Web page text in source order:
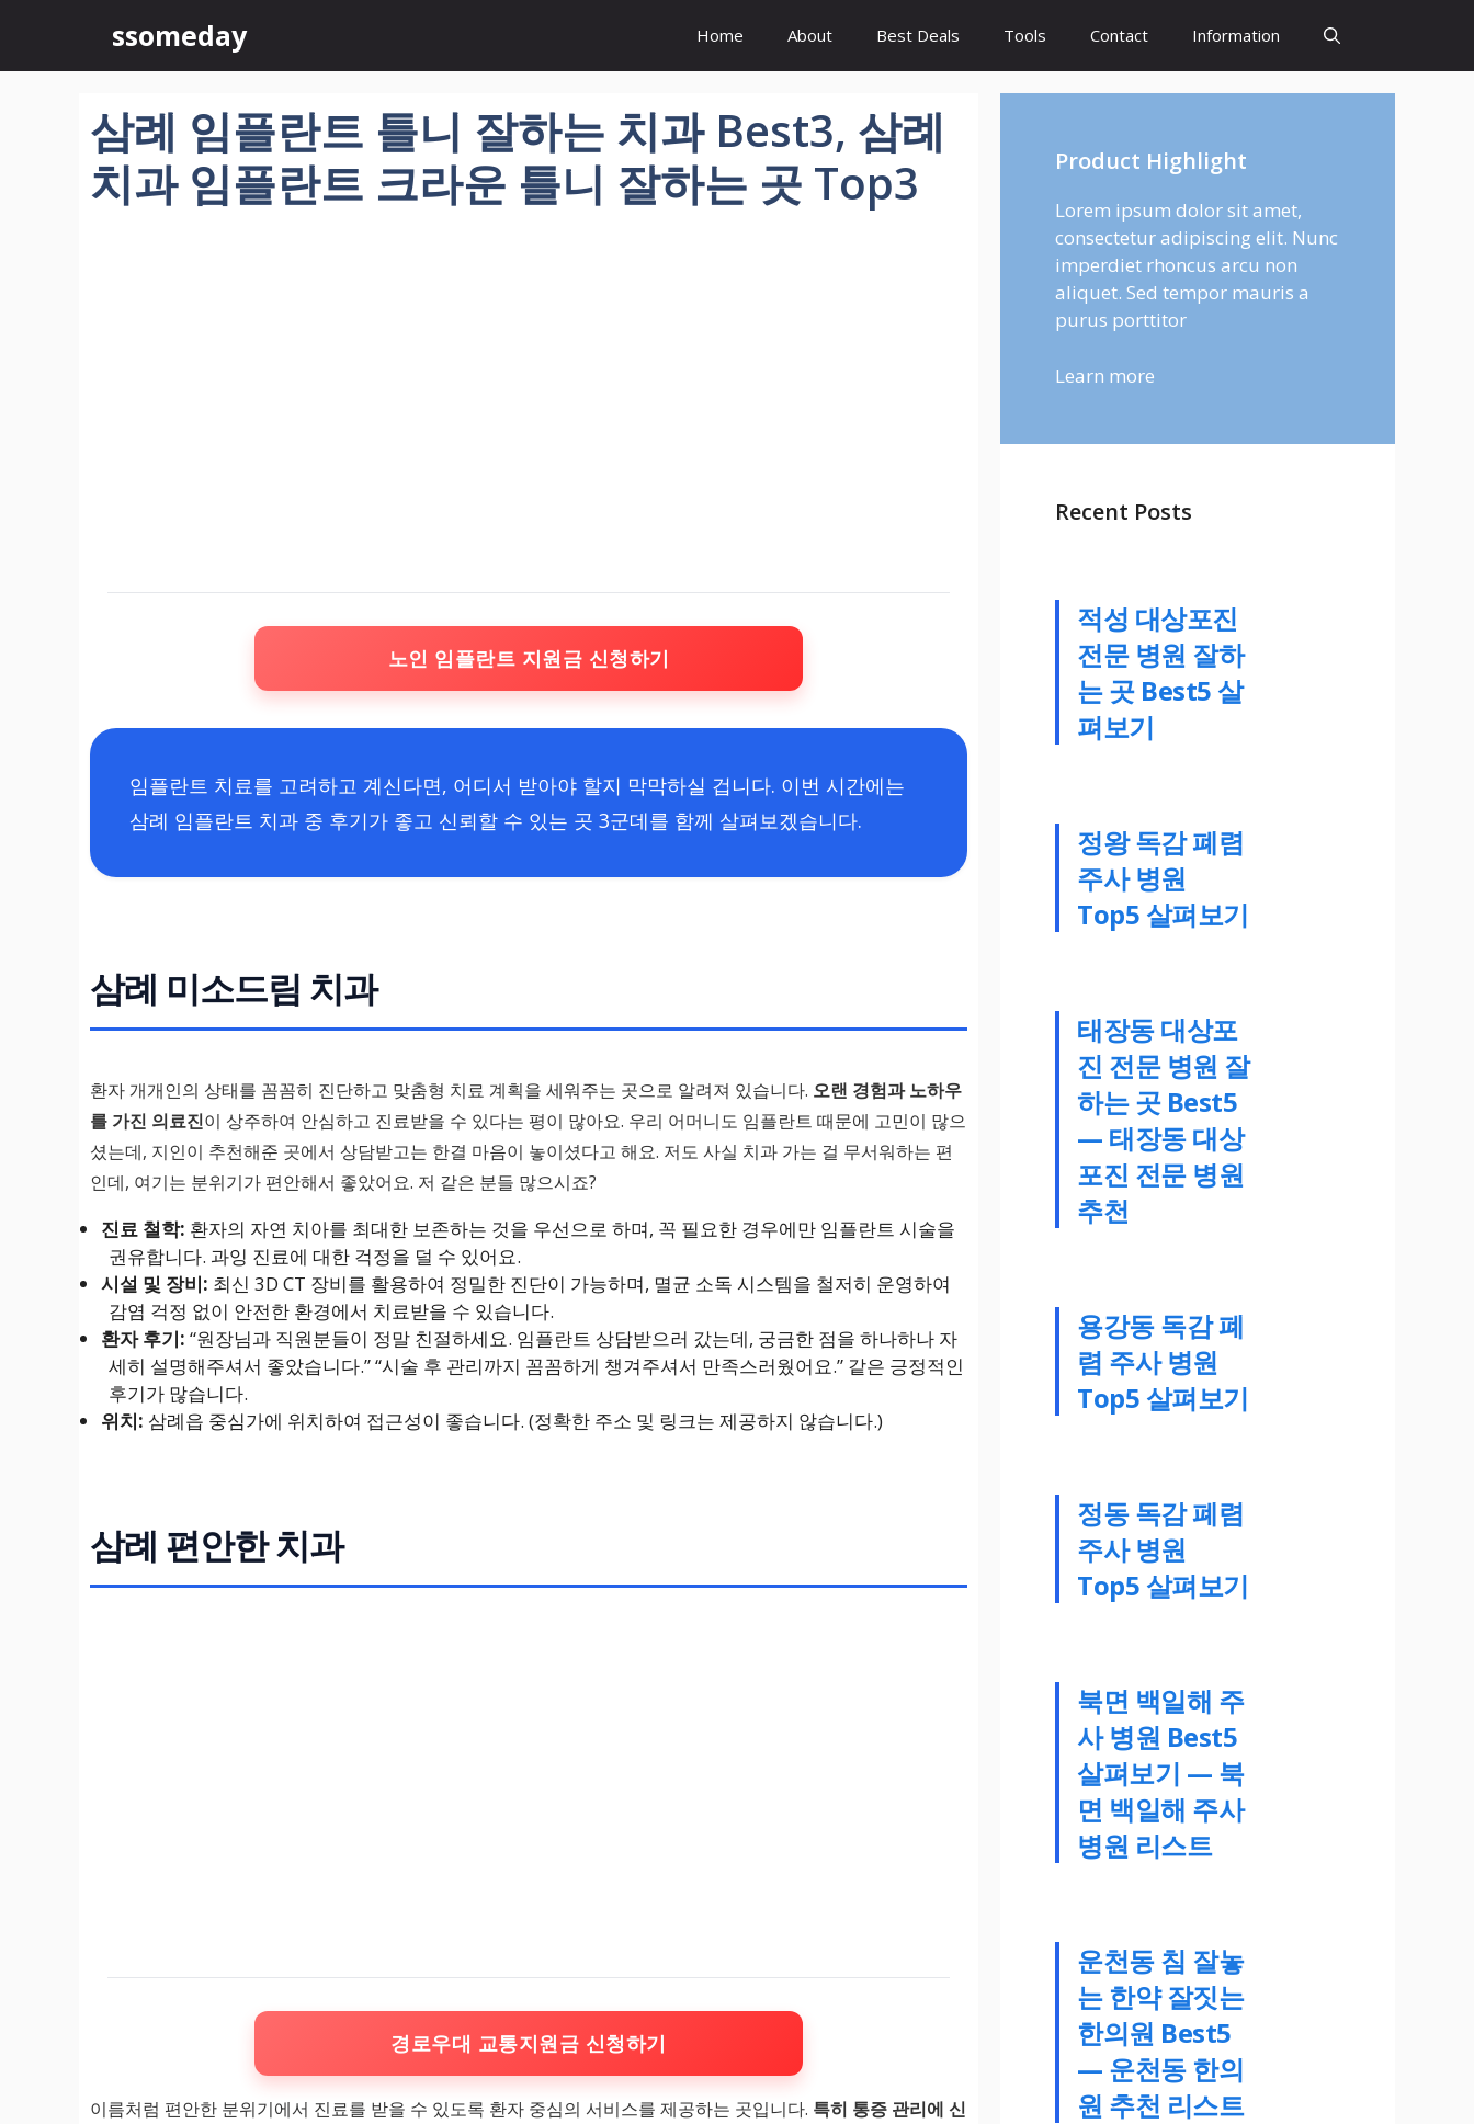
츠
ssomeday Home About Best Deals Tools Contact Information
삼례 임플란트 틀니 잘하는 치과 Best3, 삼례
치과 임플란트 크라운 틀니 잘하는 곳 Top3
노인 임플란트 지원금 신청하기
임플란트 치료를 고려하고 계신다면, 어디서 받아야 할지 막막하실 겁니다. 이번 시간에는
삼례 임플란트 치과 중 후기가 좋고 신뢰할 수 있는 곳 3군데를 함께 살펴보겠습니다.
삼례 미소드림 치과
환자 개개인의 상태를 꼼꼼히 진단하고 맞춤형 치료 계획을 세워주는 곳으로 알려져 있습니다. 오랜 경험과 노하우
를 가진 의료진이 상주하여 안심하고 진료받을 수 있다는 평이 많아요. 우리 어머니도 임플란트 때문에 고민이 많으
셨는데, 지인이 추천해준 곳에서 상담받고는 한결 마음이 놓이셨다고 해요. 저도 사실 치과 가는 걸 무서워하는 편
인데, 여기는 분위기가 편안해서 좋았어요. 저 같은 분들 많으시죠?
진료 철학: 환자의 자연 치아를 최대한 보존하는 것을 우선으로 하며, 꼭 필요한 경우에만 임플란트 시술을
권유합니다. 과잉 진료에 대한 걱정을 덜 수 있어요.
시설 및 장비: 최신 3D CT 장비를 활용하여 정밀한 진단이 가능하며, 멸균 소독 시스템을 철저히 운영하여
감염 걱정 없이 안전한 환경에서 치료받을 수 있습니다.
환자 후기: “원장님과 직원분들이 정말 친절하세요. 임플란트 상담받으러 갔는데, 궁금한 점을 하나하나 자
세히 설명해주셔서 좋았습니다.” “시술 후 관리까지 꼼꼼하게 챙겨주셔서 만족스러웠어요.” 같은 긍정적인
후기가 많습니다.
위치: 삼례읍 중심가에 위치하여 접근성이 좋습니다. (정확한 주소 및 링크는 제공하지 않습니다.)
삼례 편안한 치과
경로우대 교통지원금 신청하기
이름처럼 편안한 분위기에서 진료를 받을 수 있도록 환자 중심의 서비스를 제공하는 곳입니다. 특히 통증 관리에 신
Product Highlight
Lorem ipsum dolor sit amet,
consectetur adipiscing elit. Nunc
imperdiet rhoncus arcu non
aliquet. Sed tempor mauris a
purus porttitor
Learn more
Recent Posts
적성 대상포진
전문 병원 잘하
는 곳 Best5 살
펴보기
정왕 독감 폐렴
주사 병원
Top5 살펴보기
태장동 대상포
진 전문 병원 잘
하는 곳 Best5
— 태장동 대상
포진 전문 병원
추천
용강동 독감 폐
렴 주사 병원
Top5 살펴보기
정동 독감 폐렴
주사 병원
Top5 살펴보기
북면 백일해 주
사 병원 Best5
살펴보기 — 북
면 백일해 주사
병원 리스트
운천동 침 잘놓
는 한약 잘짓는
한의원 Best5
— 운천동 한의
원 추천 리스트